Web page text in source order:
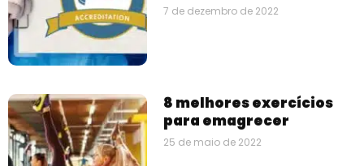
7 de dezembro de 2022
8 melhores exercícios
para emagrecer
25 de maio de 2022